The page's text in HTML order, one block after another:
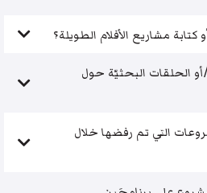
مشاريع الأفلام الطويلة؟
الحلقات البحثيّة حول
التي تم رفضها خلال